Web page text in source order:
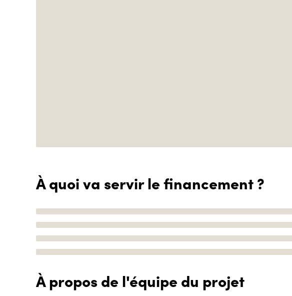
À quoi va servir le financement ?
À propos de l'équipe du projet